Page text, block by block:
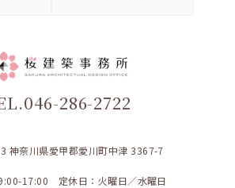
286-2722
神奈川県愛甲郡愛川町中津 3367-7
17:00 定休日：火曜日／水曜日